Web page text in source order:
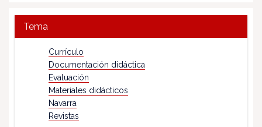
Tema
Currículo
Documentación didáctica
Evaluación
Materiales didácticos
Navarra
Revistas